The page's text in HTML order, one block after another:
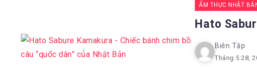
ẨM THỰC NHẬT
Hato
Biên Tập
Tháng 5 28,